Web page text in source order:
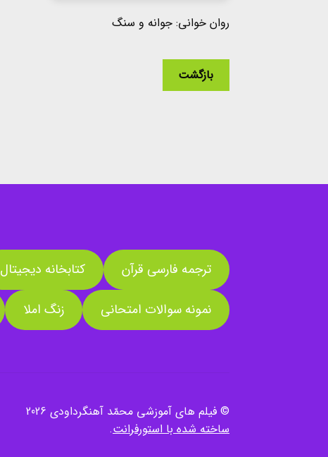
روان خوانی: جوانه و سنگ
بازگشت
ترجمه فارسی قرآن کتابخانه دیجیتال
نمونه سوالات امتحانی زنگ املا
© فیلم های آموزشی محمّد آهنگرداودی 2026
ساخته شده با استورفرانت.